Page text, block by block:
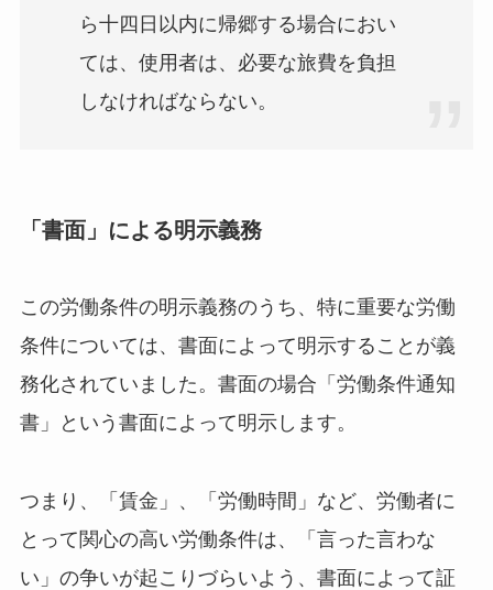
ら十四日以内に帰郷する場合におい
ては、使用者は、必要な旅費を負担
しなければならない。
「書面」による明示義務
この労働条件の明示義務のうち、特に重要な労働
条件については、書面によって明示することが義
務化されていました。書面の場合「労働条件通知
書」という書面によって明示します。
つまり、「賃金」、「労働時間」など、労働者に
とって関心の高い労働条件は、「言った言わな
い」の争いが起こりづらいよう、書面によって証